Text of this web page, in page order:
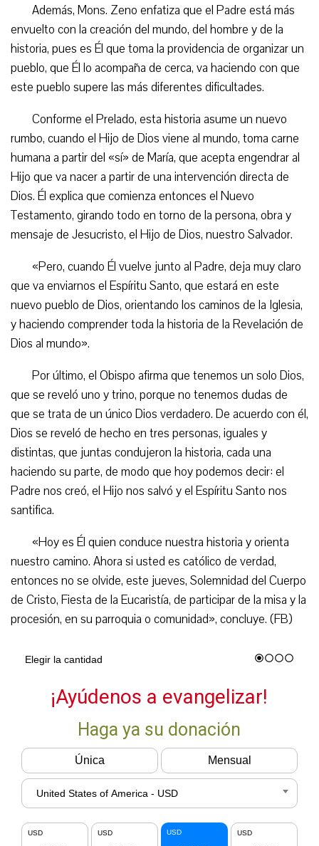
Además, Mons. Zeno enfatiza que el Padre está más
envuelto con la creación del mundo, del hombre y de la
historia, pues es Él que toma la providencia de organizar un
pueblo, que Él lo acompaña de cerca, va haciendo con que
este pueblo supere las más diferentes dificultades.
Conforme el Prelado, esta historia asume un nuevo
rumbo, cuando el Hijo de Dios viene al mundo, toma carne
humana a partir del «sí» de María, que acepta engendrar al
Hijo que va nacer a partir de una intervención directa de
Dios. Él explica que comienza entonces el Nuevo
Testamento, girando todo en torno de la persona, obra y
mensaje de Jesucristo, el Hijo de Dios, nuestro Salvador.
«Pero, cuando Él vuelve junto al Padre, deja muy claro
que va enviarnos el Espíritu Santo, que estará en este
nuevo pueblo de Dios, orientando los caminos de la Iglesia,
y haciendo comprender toda la historia de la Revelación de
Dios al mundo».
Por último, el Obispo afirma que tenemos un solo Dios,
que se reveló uno y trino, porque no tenemos dudas de
que se trata de un único Dios verdadero. De acuerdo con él,
Dios se reveló de hecho en tres personas, iguales y
distintas, que juntas condujeron la historia, cada una
haciendo su parte, de modo que hoy podemos decir: el
Padre nos creó, el Hijo nos salvó y el Espíritu Santo nos
santifica.
«Hoy es Él quien conduce nuestra historia y orienta
nuestro camino. Ahora si usted es católico de verdad,
entonces no se olvide, este jueves, Solemnidad del Cuerpo
de Cristo, Fiesta de la Eucaristía, de participar de la misa y la
procesión, en su parroquia o comunidad», concluye. (FB)